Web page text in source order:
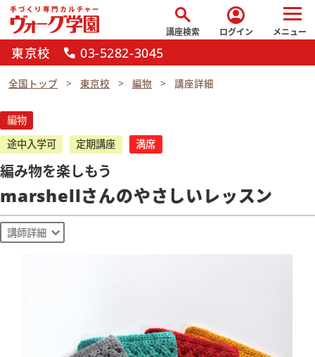
search
講座検索
account_circle
ログイン メニュー
東京校 call 03-5282-3045
全国トップ 東京校 編物 講座詳細
編物
途中入学可
定期講座 満席
編み物を楽しもう
marshellさんのやさしいレッスン
講師詳細